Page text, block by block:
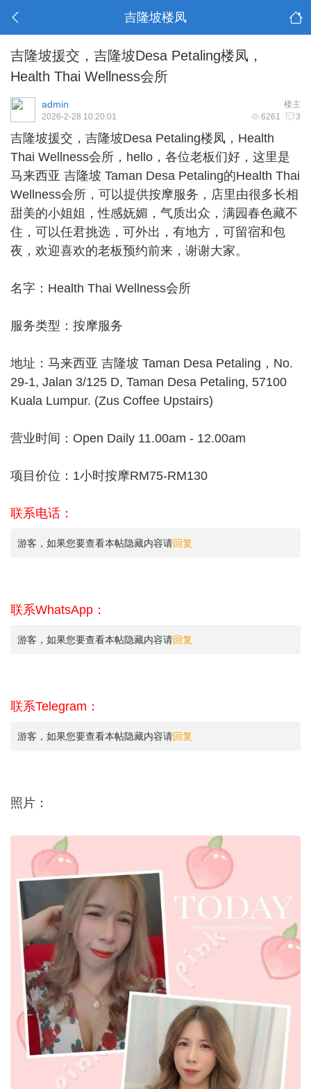
吉隆坡楼凤
吉隆坡援交，吉隆坡Desa Petaling楼凤，
Health Thai Wellness会所
楼主
admin
6261 3
2026-2-28 10:20:01
吉隆坡援交 ，吉隆坡Desa Petaling楼凤，Health
Thai Wellness会所，hello，各位老板们好，这里是
马来西亚 吉隆坡 Taman Desa Petaling的Health Thai
Wellness会所，可以提供按摩服务，店里由很多长相
甜美的小姐姐，性感妩媚，气质出众，满园春色藏不
住，可以任君挑选，可外出，有地方，可留宿和包
夜，欢迎喜欢的老板预约前来，谢谢大家。
名字：Health Thai Wellness会所
服务类型：按摩服务
地址：马来西亚 吉隆坡 Taman Desa Petaling，No.
29-1, Jalan 3/125 D, Taman Desa Petaling, 57100
Kuala Lumpur. (Zus Coffee Upstairs)
营业时间：Open Daily 11.00am - 12.00am
项目价位：1小时按摩RM75-RM130
联系电话：
游客，如果您要查看本帖隐藏内容请回复
联系WhatsApp：
游客，如果您要查看本帖隐藏内容请回复
联系Telegram：
游客，如果您要查看本帖隐藏内容请回复
照片：